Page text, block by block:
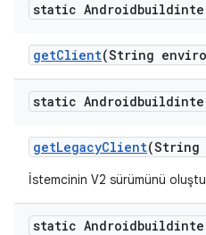
static
getClient(String
static
getLegacyClient(String
İstemcinin V2 sürümünü
static